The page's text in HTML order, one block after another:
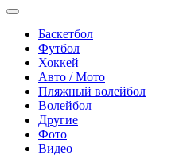
Баскетбол
Футбол
Хоккей
Авто / Мото
Пляжный волейбол
Волейбол
Другие
Фото
Видео